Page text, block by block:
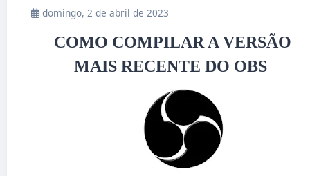
domingo, 2 de abril de 2023
COMO COMPILAR A VERSÃO
MAIS RECENTE DO OBS